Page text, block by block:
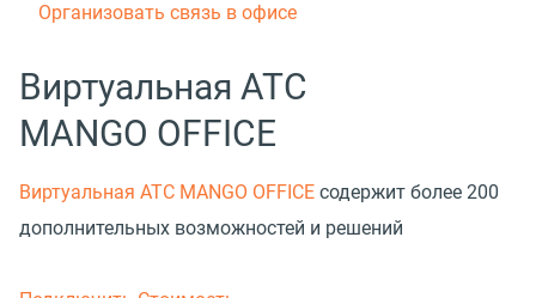
Организовать связь в офисе
Виртуальная АТС
MANGO OFFICE
Виртуальная АТС MANGO OFFICE содержит более 200
дополнительных возможностей и решений